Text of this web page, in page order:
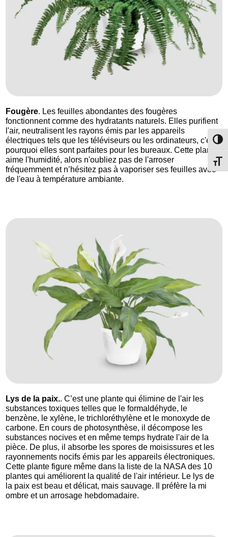
Fougère. Les feuilles abondantes des fougères
fonctionnent comme des hydratants naturels. Elles purifient
l'air, neutralisent les rayons émis par les appareils
électriques tels que les téléviseurs ou les ordinateurs, c'est
pourquoi elles sont parfaites pour les bureaux. Cette plante
aime l'humidité, alors n'oubliez pas de l'arroser
fréquemment et n’hésitez pas à vaporiser ses feuilles avec
de l'eau à température ambiante.
Lys de la paix.. C’est une plante qui élimine de l'air les
substances toxiques telles que le formaldéhyde, le
benzène, le xylène, le trichloréthylène et le monoxyde de
carbone. En cours de photosynthèse, il décompose les
substances nocives et en même temps hydrate l'air de la
pièce. De plus, il absorbe les spores de moisissures et les
rayonnements nocifs émis par les appareils électroniques.
Cette plante figure même dans la liste de la NASA des 10
plantes qui améliorent la qualité de l'air intérieur. Le lys de
la paix est beau et délicat, mais sauvage. Il préfère la mi
ombre et un arrosage hebdomadaire.